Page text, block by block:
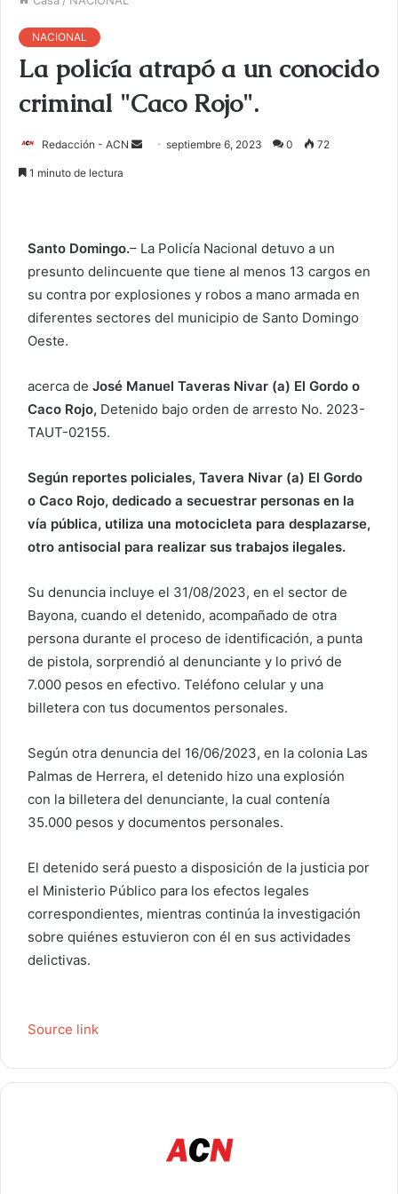
NACIONAL
La policía atrapó a un conocido
criminal "Caco Rojo".
Redacción - ACN
r
u
n
c
e
c
t
r
n
c
o
septiembre 6, 2023 0 72
1 minuto de lectura
Santo Domingo.– La Policía Nacional detuvo a un
presunto delincuente que tiene al menos 13 cargos en
su contra por explosiones y robos a mano armada en
diferentes sectores del municipio de Santo Domingo
Oeste.
acerca de José Manuel Taveras Nivar (a) El Gordo o
Caco Rojo, Detenido bajo orden de arresto No. 2023-
TAUT-02155.
Según reportes policiales, Tavera Nivar (a) El Gordo
o Caco Rojo, dedicado a secuestrar personas en la
vía pública, utiliza una motocicleta para desplazarse,
otro antisocial para realizar sus trabajos ilegales.
Su denuncia incluye el 31/08/2023, en el sector de
Bayona, cuando el detenido, acompañado de otra
persona durante el proceso de identificación, a punta
de pistola, sorprendió al denunciante y lo privó de
7.000 pesos en efectivo. Teléfono celular y una
billetera con tus documentos personales.
Según otra denuncia del 16/06/2023, en la colonia Las
Palmas de Herrera, el detenido hizo una explosión
con la billetera del denunciante, la cual contenía
35.000 pesos y documentos personales.
El detenido será puesto a disposición de la justicia por
el Ministerio Público para los efectos legales
correspondientes, mientras continúa la investigación
sobre quiénes estuvieron con él en sus actividades
delictivas.
Source link